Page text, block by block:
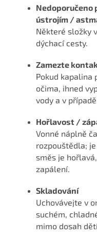
Nedoporučeno
ústrojím /
Některé složky
dýchací cesty.
Zamezte
Pokud kapalina
očima, ihned
vody a v
Hořlavost /
Vonné náplně
rozpouštědla;
směs je
zapálení.
Skladování
Uchovávejte v
suchém,
mimo dosah